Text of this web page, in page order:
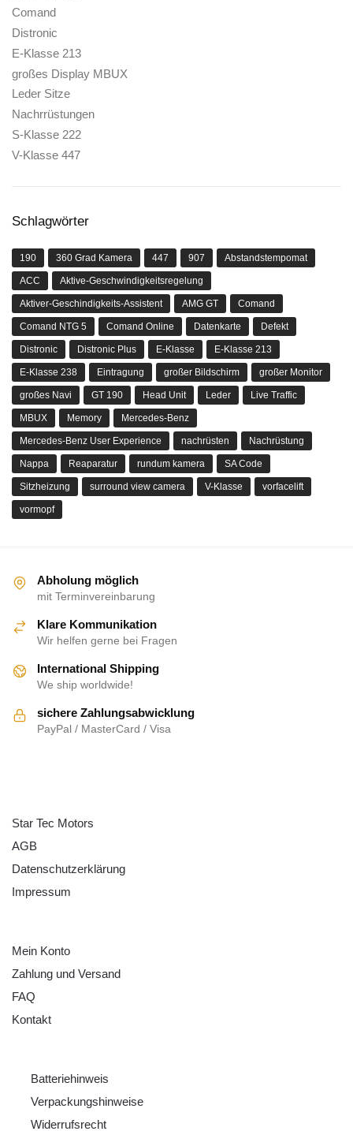
Comand
Distronic
E-Klasse 213
großes Display MBUX
Leder Sitze
Nachrrüstungen
S-Klasse 222
V-Klasse 447
Schlagwörter
190 360 Grad Kamera 447 907 Abstandstempomat
ACC Aktive-Geschwindigkeitsregelung
Aktiver-Geschindigkeits-Assistent AMG GT Comand
Comand NTG 5 Comand Online Datenkarte Defekt
Distronic Distronic Plus E-Klasse E-Klasse 213
E-Klasse 238 Eintragung großer Bildschirm großer Monitor
großes Navi GT 190 Head Unit Leder Live Traffic
MBUX Memory Mercedes-Benz
Mercedes-Benz User Experience nachrüsten Nachrüstung
Nappa Reaparatur rundum kamera SA Code
Sitzheizung surround view camera V-Klasse vorfacelift
vormopf
Abholung möglich
mit Terminvereinbarung
Klare Kommunikation
Wir helfen gerne bei Fragen
International Shipping
We ship worldwide!
sichere Zahlungsabwicklung
PayPal / MasterCard / Visa
Star Tec Motors
AGB
Datenschutzerklärung
Impressum
Mein Konto
Zahlung und Versand
FAQ
Kontakt
Batteriehinweis
Verpackungshinweise
Widerrufsrecht